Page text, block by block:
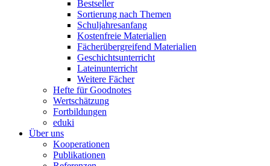
Bestseller
Sortierung nach Themen
Schuljahresanfang
Kostenfreie Materialien
Fächerübergreifend Materialien
Geschichtsunterricht
Lateinunterricht
Weitere Fächer
Hefte für Goodnotes
Wertschätzung
Fortbildungen
eduki
Über uns
Kooperationen
Publikationen